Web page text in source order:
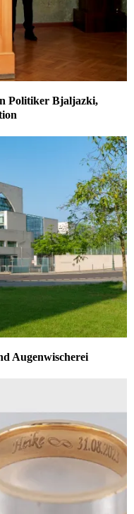
Politiker Bjaljazki,
Augenwischerei